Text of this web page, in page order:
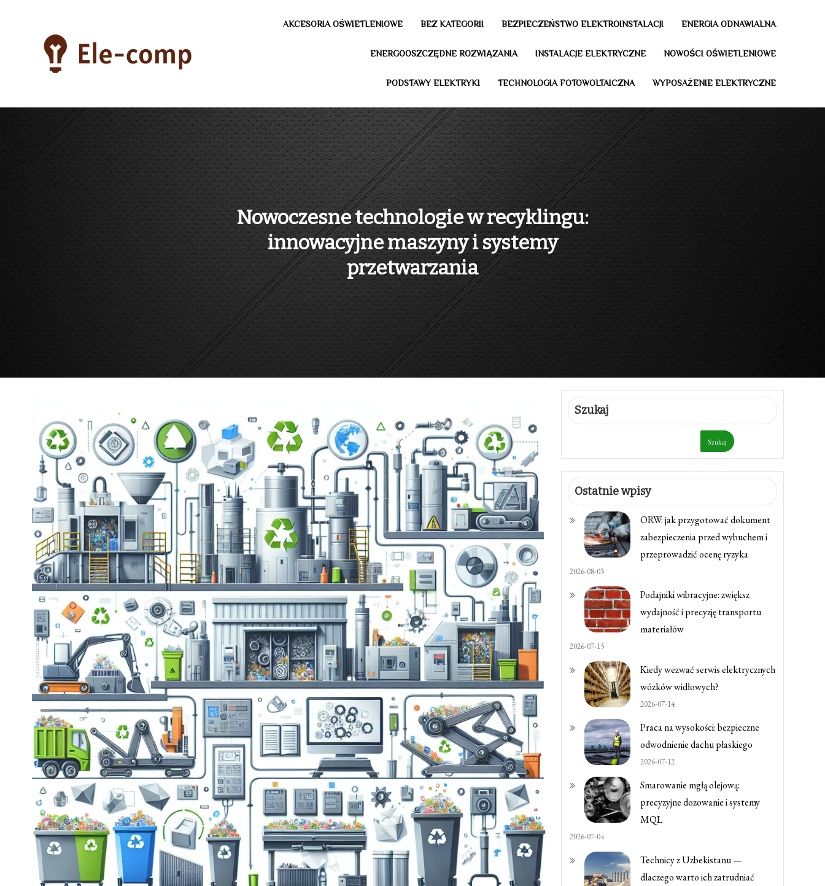
AKCESORIA OŚWIETLENIOWE BEZ KATEGORII BEZPIECZEŃSTWO ELEKTROINSTALACJI ENERGIA ODNAWIALNA
ENERGOOSZCZĘDNE ROZWIĄZANIA INSTALACJE ELEKTRYCZNE NOWOŚCI OŚWIETLENIOWE
PODSTAWY ELEKTRYKI TECHNOLOGIA FOTOWOLTAICZNA WYPOSAŻENIE ELEKTRYCZNE
Nowoczesne technologie w recyklingu:
innowacyjne maszyny i systemy
przetwarzania
Szukaj
Szukaj
Ostatnie wpisy
ORW: jak przygotować dokument
zabezpieczenia przed wybuchem i
przeprowadzić ocenę ryzyka
2026-08-03
Podajniki wibracyjne: zwiększ
wydajność i precyzję transportu
materiałów
2026-07-15
Kiedy wezwać serwis elektrycznych
wózków widłowych?
2026-07-14
Praca na wysokości: bezpieczne
odwodnienie dachu płaskiego
2026-07-12
Smarowanie mgłą olejową:
precyzyjne dozowanie i systemy
MQL
2026-07-04
Technicy z Uzbekistanu —
dlaczego warto ich zatrudniać